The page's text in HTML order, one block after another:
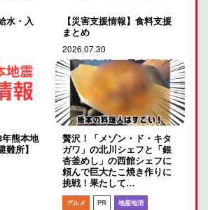
水・入
【災害支援情報】食料支援
まとめ
2026.07.30
年熊本地
難所】
贅沢！「メゾン・ド・キタ
ガワ」の北川シェフと「銀
杏釜めし」の西館シェフに
頼んで巨大たこ焼き作りに
挑戦！果たして…
グルメ PR 地産地消